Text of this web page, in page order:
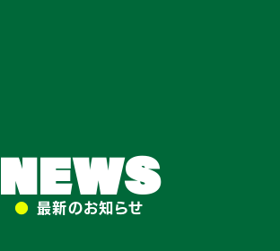
NEWS
● 最新のお知らせ